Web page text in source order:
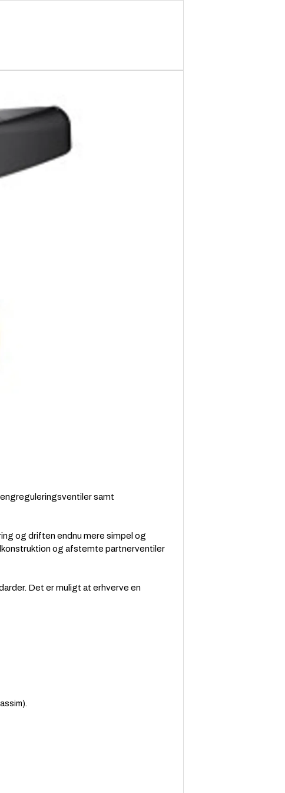
samt
og driften endnu mere simpel og
og afstemte partnerventiler
Det er muligt at erhverve en